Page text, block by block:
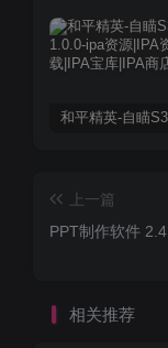
上一篇
PPT制作软件 2.4
相关推荐